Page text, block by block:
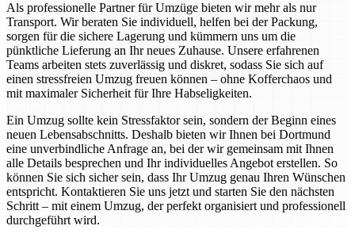
Als professionelle Partner für Umzüge bieten wir mehr als nur
Transport. Wir beraten Sie individuell, helfen bei der Packung,
sorgen für die sichere Lagerung und kümmern uns um die
pünktliche Lieferung an Ihr neues Zuhause. Unsere erfahrenen
Teams arbeiten stets zuverlässig und diskret, sodass Sie sich auf
einen stressfreien Umzug freuen können – ohne Kofferchaos und
mit maximaler Sicherheit für Ihre Habseligkeiten.
Ein Umzug sollte kein Stressfaktor sein, sondern der Beginn eines
neuen Lebensabschnitts. Deshalb bieten wir Ihnen bei Dortmund
eine unverbindliche Anfrage an, bei der wir gemeinsam mit Ihnen
alle Details besprechen und Ihr individuelles Angebot erstellen. So
können Sie sich sicher sein, dass Ihr Umzug genau Ihren Wünschen
entspricht. Kontaktieren Sie uns jetzt und starten Sie den nächsten
Schritt – mit einem Umzug, der perfekt organisiert und professionell
durchgeführt wird.